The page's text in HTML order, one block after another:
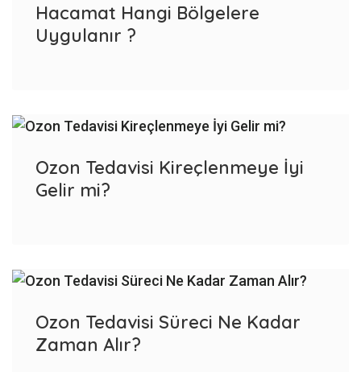
Hacamat Hangi Bölgelere
Uygulanır ?
Ozon Tedavisi Kireçlenmeye İyi
Gelir mi?
Ozon Tedavisi Süreci Ne Kadar
Zaman Alır?